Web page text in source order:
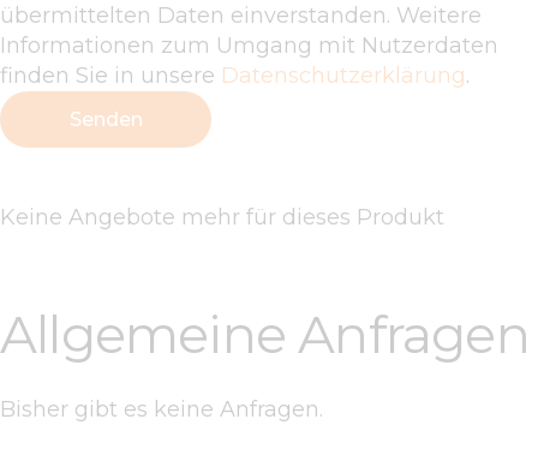
übermittelten Daten einverstanden. Weitere
Informationen zum Umgang mit Nutzerdaten
finden Sie in unsere Datenschutzerklärung.
Keine Angebote mehr für dieses Produkt
Allgemeine Anfragen
Bisher gibt es keine Anfragen.